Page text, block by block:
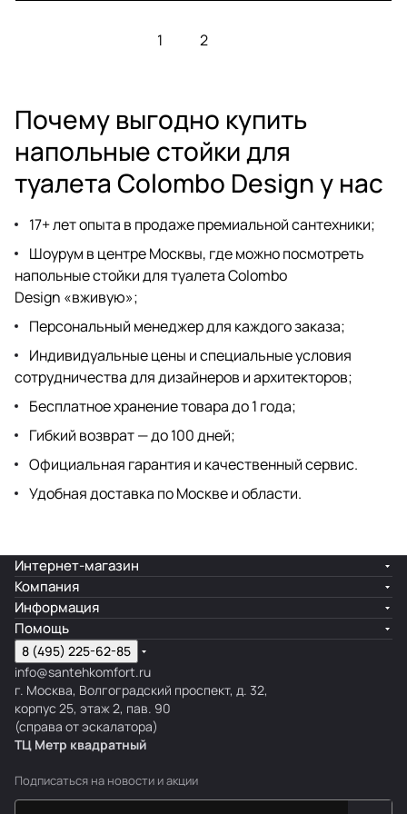
1 2
Почему выгодно купить
напольные стойки для
туалета Colombo Design у нас
17+ лет опыта в продаже премиальной сантехники;
Шоурум в центре Москвы, где можно посмотреть
напольные стойки для туалета Colombo
Design «вживую»;
Персональный менеджер для каждого заказа;
Индивидуальные цены и специальные условия
сотрудничества для дизайнеров и архитекторов;
Бесплатное хранение товара до 1 года;
Гибкий возврат — до 100 дней;
Официальная гарантия и качественный сервис.
Удобная доставка по Москве и области.
Интернет-магазин
Компания
Информация
Помощь
8 (495) 225-62-85
info@santehkomfort.ru
г. Москва, Волгоградский проспект, д. 32,
корпус 25, этаж 2, пав. 90
(справа от эскалатора)
ТЦ Метр квадратный
Подписаться на новости и акции